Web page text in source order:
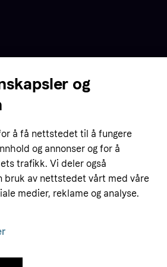
og
å få nettstedet til å fungere
og annonser og for å
trafikk. Vi deler også
bruk av nettstedet vårt med våre
medier, reklame og analyse.